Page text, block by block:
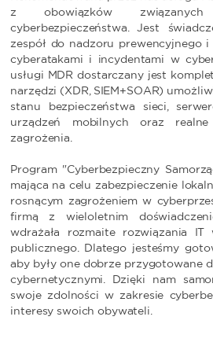
z obowiązków
cyberbezpieczeństwa. Jest
zespół do nadzoru prewencyjnego
cyberatakami i incydentami w
usługi MDR dostarczany jest
narzędzi (XDR, SIEM+SOAR)
stanu bezpieczeństwa sieci,
urządzeń mobilnych oraz
zagrożenia.
Program "Cyberbezpieczny
mająca na celu zabezpieczenie
rosnącym zagrożeniem w
firmą z wieloletnim
wdrażała rozmaite rozwiązania
publicznego. Dlatego jesteśmy
aby były one dobrze przygotowane
cybernetycznymi. Dzięki nam
swoje zdolności w zakresie
interesy swoich obywateli.